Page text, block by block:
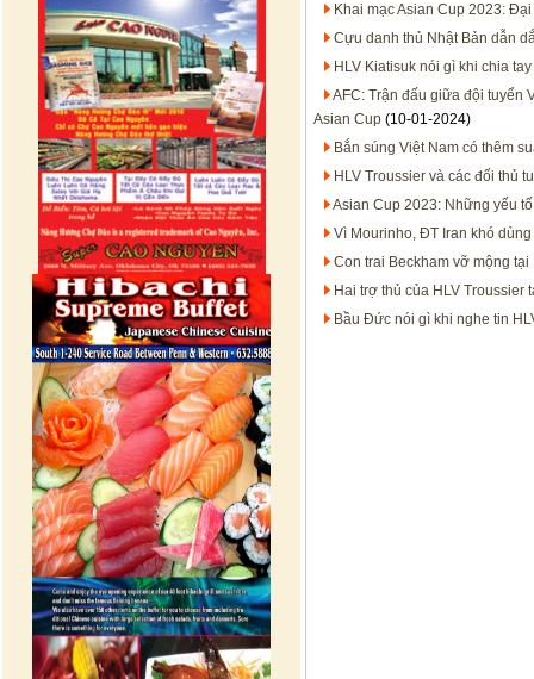
Khai mạc Asian Cup 2023:
Cựu danh thủ Nhật Bản dẫn
HLV Kiatisuk nói gì khi chia
AFC: Trận đấu giữa đội tuyển
Asian Cup (10-01-2024)
Bắn súng Việt Nam có thêm
HLV Troussier và các đối thủ
Asian Cup 2023: Những yếu
Vì Mourinho, ĐT Iran khó
Con trai Beckham vỡ mộng tại
Hai trợ thủ của HLV Troussier
Bầu Đức nói gì khi nghe tin